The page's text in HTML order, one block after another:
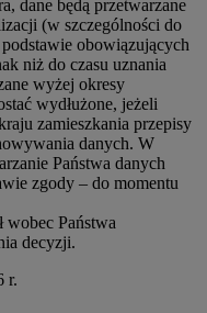
dane będą przetwarzane
(w szczególności do
obowiązujących
niż do czasu uznania
wyżej okresy
wydłużone, jeżeli
zamieszkania przepisy
danych. W
Państwa danych
zgody – do momentu
wobec Państwa
decyzji.
r.